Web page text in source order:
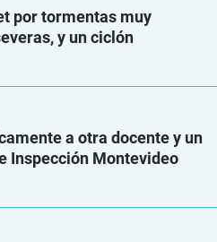
por tormentas muy
y un ciclón
a otra docente y un
Inspección Montevideo